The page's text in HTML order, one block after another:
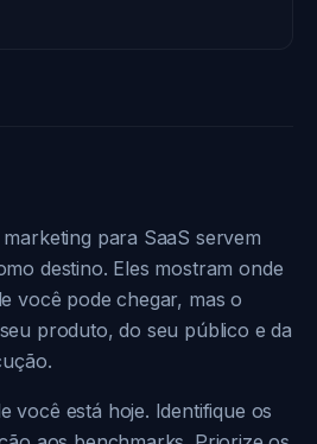
para SaaS servem
destino. Eles mostram onde
você pode chegar, mas o
produto, do seu público e da
você está hoje. Identifique os